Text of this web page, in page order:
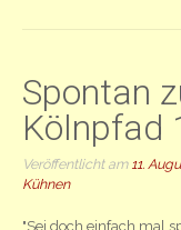
Spontan
Kölnpfad
Veröffentlicht am 11.
Kühnen
"Sei doch einfach mal